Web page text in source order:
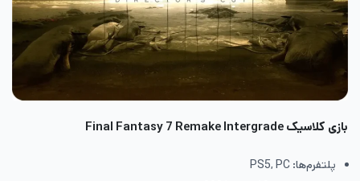
بازی کلاسیکFinal Fantasy 7 Remake Intergrade
پلتفرم‌ها: PS5, PC